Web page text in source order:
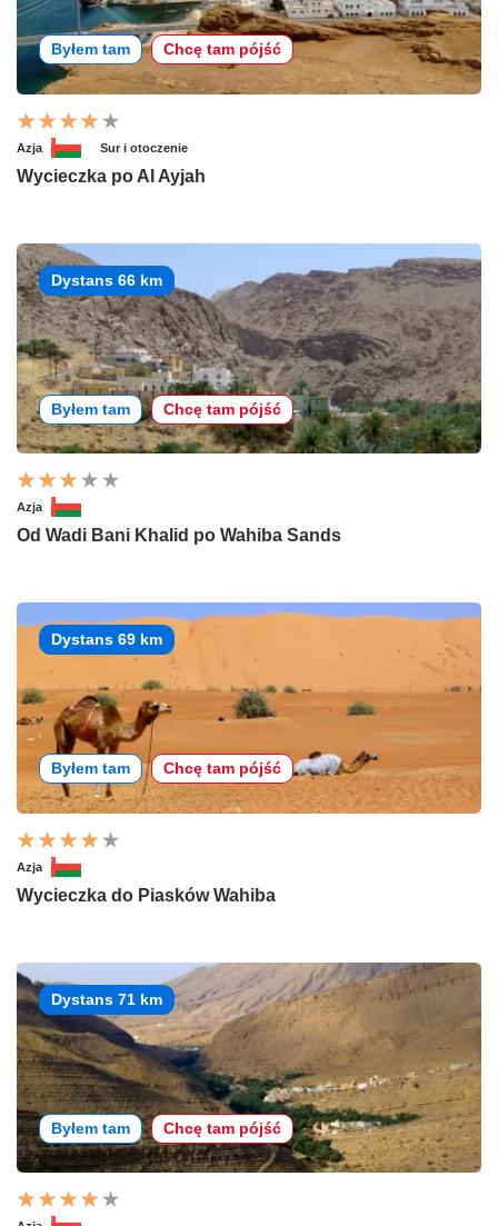
Byłem tam Chcę tam pójść
Azja Sur i otoczenie
Wycieczka po Al Ayjah
Dystans 66 km
Byłem tam Chcę tam pójść
Azja
Od Wadi Bani Khalid po Wahiba Sands
Dystans 69 km
Byłem tam Chcę tam pójść
Azja
Wycieczka do Piasków Wahiba
Dystans 71 km
Byłem tam Chcę tam pójść